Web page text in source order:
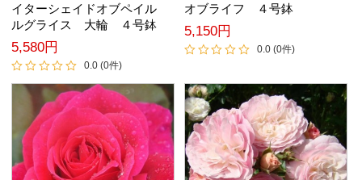
イターシェイドオブペイル
ルグライス 大輪 ４号鉢
5,580円
0.0 (0件)
オブライフ ４号鉢
5,150円
0.0 (0件)